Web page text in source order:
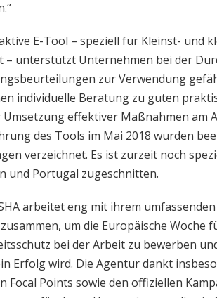
E-Tool – speziell für Kleinst- und
– unterstützt Unternehmen bei der
zur Verwendung
individuelle Beratung zu guten
Umsetzung effektiver Maßnahmen am
des Tools im Mai 2018 wurden
verzeichnet. Es ist zurzeit noch
und Portugal zugeschnitten.
arbeitet eng mit ihrem
um die Europäische Woche
bei der Arbeit zu bewerben
Erfolg wird. Die Agentur dankt
Focal Points sowie den offiziellen